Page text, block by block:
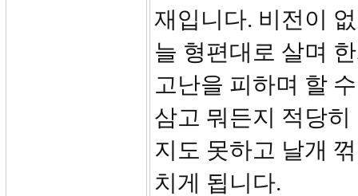
재입니다. 비전이
늘 형편대로 살며
고난을 피하며 할
삼고 뭐든지 적당
지도 못하고 날개
치게 됩니다.